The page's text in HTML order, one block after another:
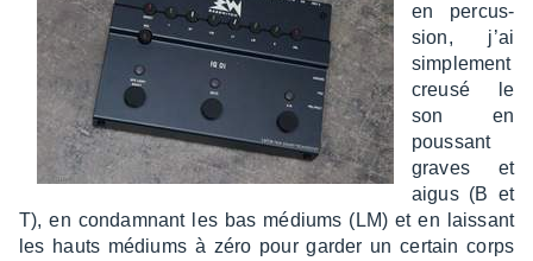
en percus­
sion, j’ai
simple­ment
creusé le
son en
pous­sant
graves et
aigus (B et
T), en condam­nant les bas médiums (LM) et en lais­sant
les hauts médiums à zéro pour garder un certain corps